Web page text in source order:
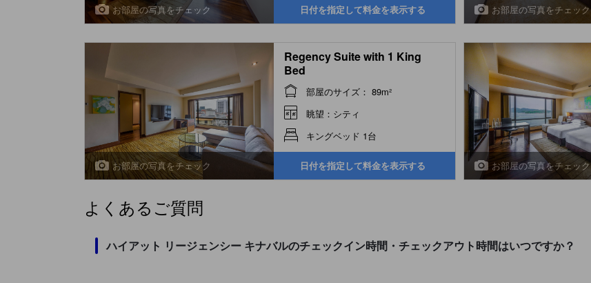
お部屋の写真をチェック 日付を指定して料金を表示する お部屋の写真をチェック
お部屋の写真をチェック
Regency Suite with 1 King
Bed
部屋のサイズ： 89m²
眺望：シティ
キングベッド 1台
日付を指定して料金を表示する お部屋の写真をチェック
よくあるご質問
ハイアット リージェンシー キナバルのチェックイン時間・チェックアウト時間はいつですか？